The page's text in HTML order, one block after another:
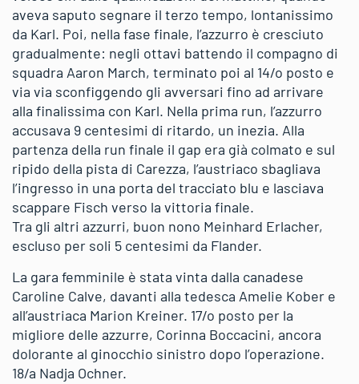
aveva saputo segnare il terzo tempo, lontanissimo
da Karl. Poi, nella fase finale, l’azzurro è cresciuto
gradualmente: negli ottavi battendo il compagno di
squadra Aaron March, terminato poi al 14/o posto e
via via sconfiggendo gli avversari fino ad arrivare
alla finalissima con Karl. Nella prima run, l’azzurro
accusava 9 centesimi di ritardo, un inezia. Alla
partenza della run finale il gap era già colmato e sul
ripido della pista di Carezza, l’austriaco sbagliava
l’ingresso in una porta del tracciato blu e lasciava
scappare Fisch verso la vittoria finale.
Tra gli altri azzurri, buon nono Meinhard Erlacher,
escluso per soli 5 centesimi da Flander.
La gara femminile è stata vinta dalla canadese
Caroline Calve, davanti alla tedesca Amelie Kober e
all’austriaca Marion Kreiner. 17/o posto per la
migliore delle azzurre, Corinna Boccacini, ancora
dolorante al ginocchio sinistro dopo l’operazione.
18/a Nadja Ochner.